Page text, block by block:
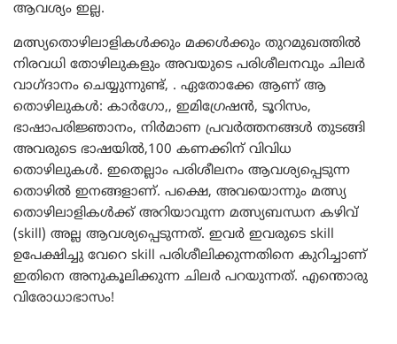
ആവശ്യം ഇല്ല.
മത്സ്യതൊഴിലാളികൾക്കും മക്കൾക്കും തുറമുഖത്തിൽ
നിരവധി തോഴിലുകളും അവയുടെ പരിശീലനവും ചിലർ
വാഗ്ദാനം ചെയ്യുന്നുണ്ട്, . ഏതോക്കേ ആണ് ആ
തൊഴിലുകൾ: കാർഗോ,, ഇമിഗ്രേഷൻ, ടൂറിസം,
ഭാഷാപരിജ്ഞാനം, നിർമാണ പ്രവർത്തനങ്ങൾ തുടങ്ങി
അവരുടെ ഭാഷയിൽ,100 കണക്കിന് വിവിധ
തൊഴിലുകൾ. ഇതെല്ലാം പരിശീലനം ആവശ്യപ്പെടുന്ന
തൊഴിൽ ഇനങ്ങളാണ്. പക്ഷെ, അവയൊന്നും മത്സ്യ
തൊഴിലാളികൾക്ക് അറിയാവുന്ന മത്സ്യബന്ധന കഴിവ്
(skill) അല്ല ആവശ്യപ്പെടുന്നത്. ഇവർ ഇവരുടെ skill
ഉപേക്ഷിച്ചു വേറെ skill പരിശീലിക്കുന്നതിനെ കുറിച്ചാണ്
ഇതിനെ അനുകൂലിക്കുന്ന ചിലർ പറയുന്നത്. എന്തൊരു
വിരോധാഭാസം!